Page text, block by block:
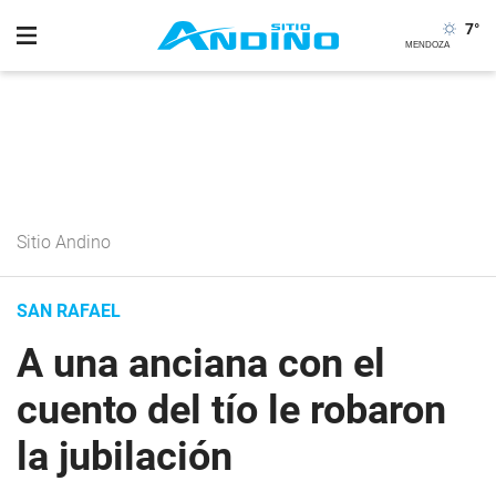
7°
Sitio Andino
SAN RAFAEL
A una anciana con el
cuento del tío le robaron
la jubilación